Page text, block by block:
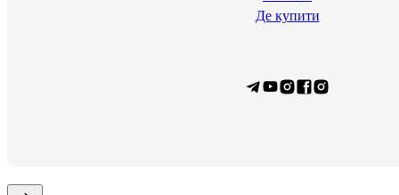
Де купити